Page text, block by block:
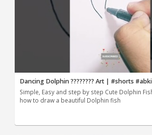
Dancing Dolphin ???????? Art | #shorts
Simple, Easy and step by step Cute Dolphin
how to draw a beautiful Dolphin fish